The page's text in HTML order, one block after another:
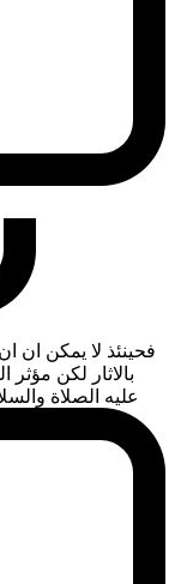
فحينئذ لا يمكن ان
بالاثار لكن
عليه الصلاة